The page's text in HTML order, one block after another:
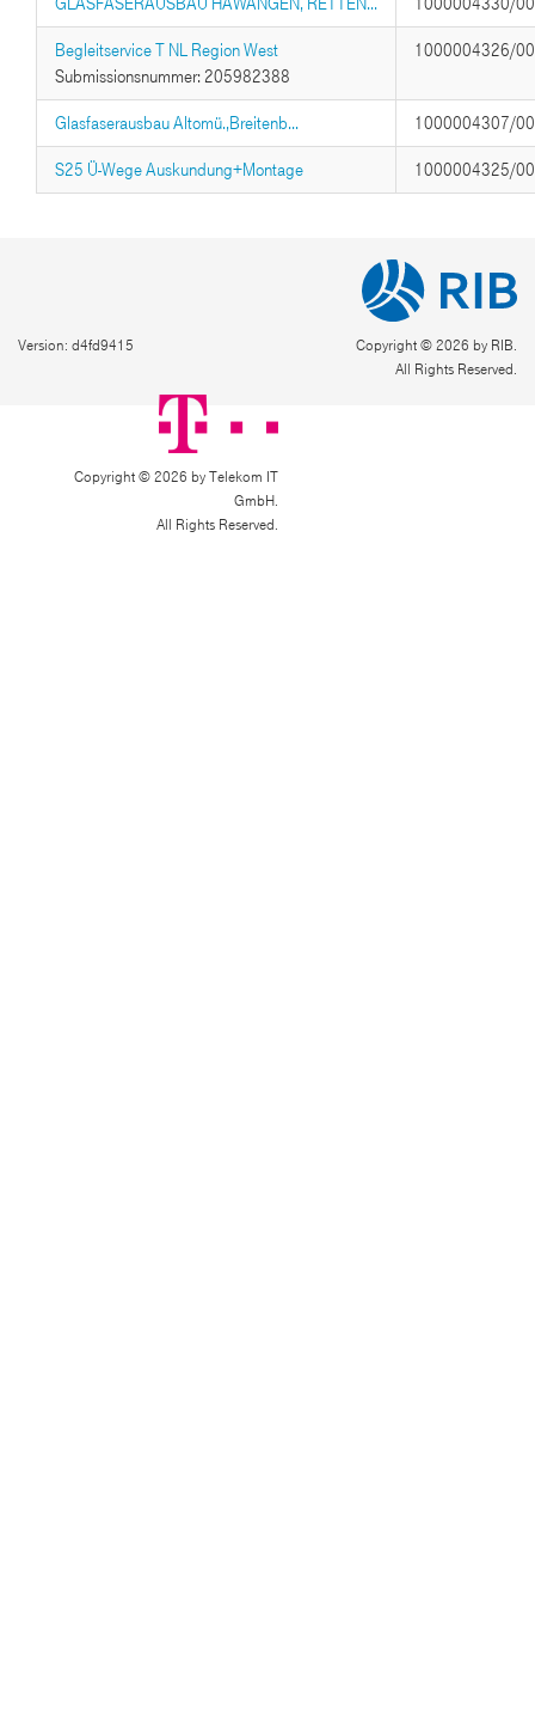
Begleitservice T NL Region West
Submissionsnummer: 205982388
1000004326/
Glasfaserausbau Altomü.,Breitenb... 1000004307/
S25 Ü-Wege Auskundung+Montage 1000004325/
Version: d4fd9415
Copyright © 2026 by RIB.
All Rights Reserved.
Copyright © 2026 by Telekom IT
GmbH.
All Rights Reserved.